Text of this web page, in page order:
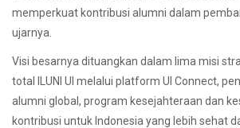
memperkuat kontribusi alumni dalam
ujarnya.
Visi besarnya dituangkan dalam lima misi
total ILUNI UI melalui platform UI Connect,
alumni global, program kesejahteraan dan
kontribusi untuk Indonesia yang lebih sehat